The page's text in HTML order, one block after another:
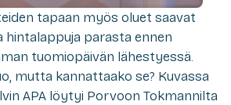
tapaan myös oluet saavat
hintalappuja parasta ennen
tuomiopäivän lähestyessä.
mutta kannattaako se? Kuvassa
APA löytyi Porvoon Tokmannilta